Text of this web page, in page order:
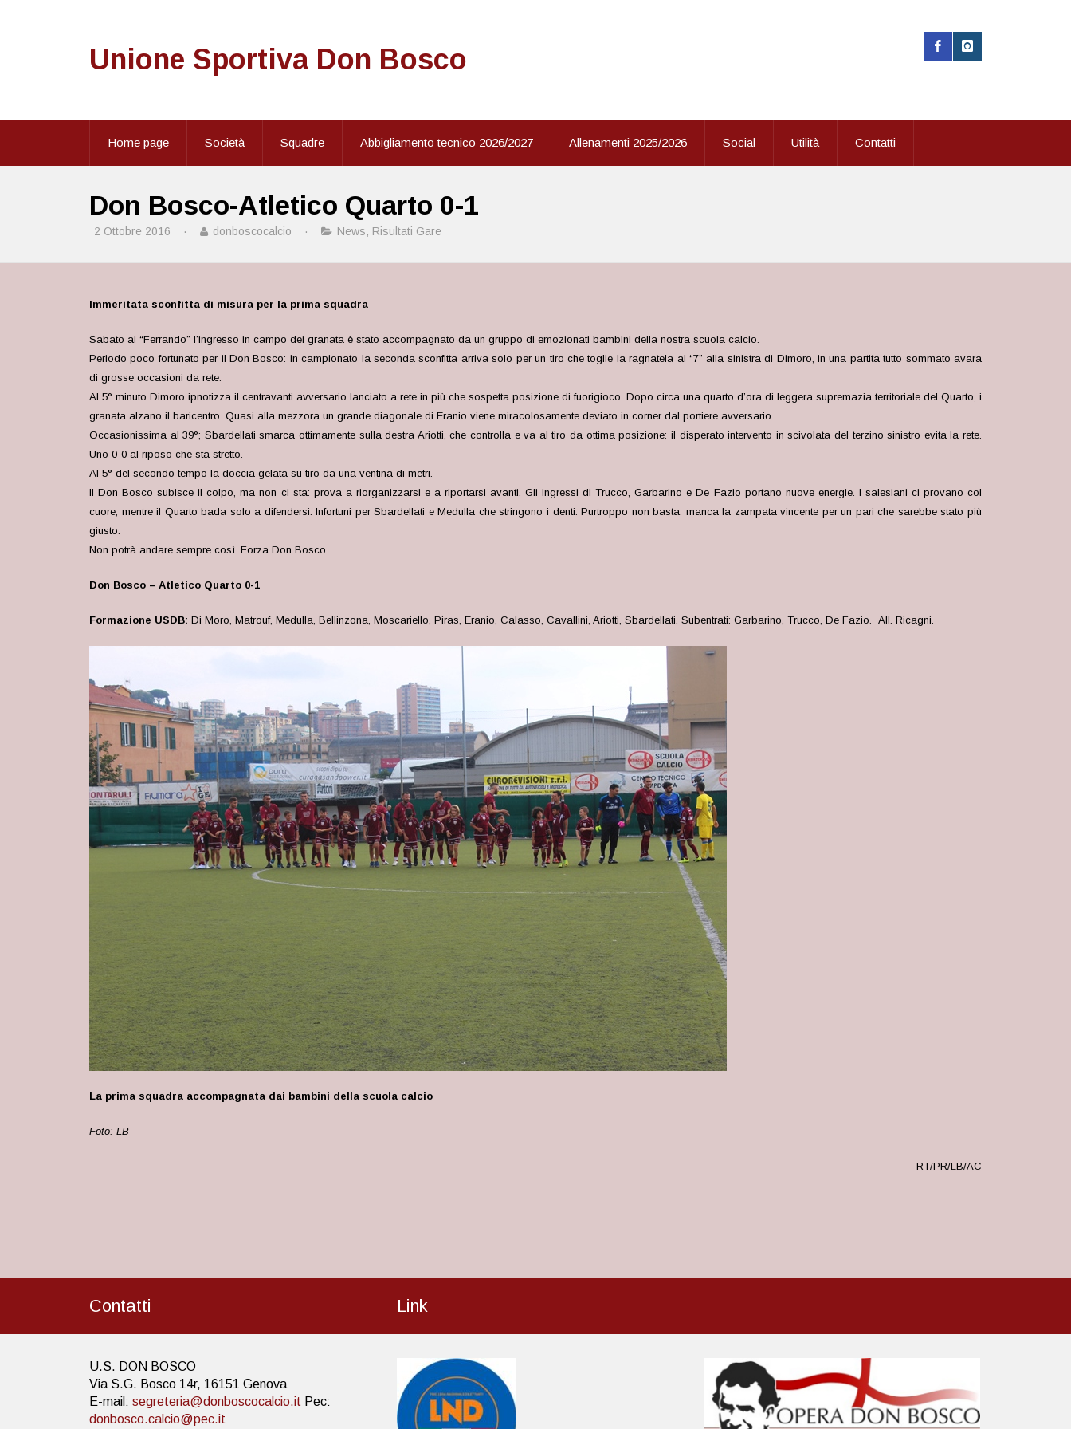
Unione Sportiva Don Bosco
Home page Società Squadre Abbigliamento tecnico 2026/2027 Allenamenti 2025/2026 Social Utilità Contatti
Don Bosco-Atletico Quarto 0-1
2 Ottobre 2016 · donboscocalcio · News, Risultati Gare
Immeritata sconfitta di misura per la prima squadra
Sabato al “Ferrando” l’ingresso in campo dei granata è stato accompagnato da un gruppo di emozionati bambini della nostra scuola calcio.
Periodo poco fortunato per il Don Bosco: in campionato la seconda sconfitta arriva solo per un tiro che toglie la ragnatela al “7” alla sinistra di Dimoro, in una partita tutto sommato avara
di grosse occasioni da rete.
Al 5° minuto Dimoro ipnotizza il centravanti avversario lanciato a rete in più che sospetta posizione di fuorigioco. Dopo circa una quarto d’ora di leggera supremazia territoriale del Quarto, i
granata alzano il baricentro. Quasi alla mezzora un grande diagonale di Eranio viene miracolosamente deviato in corner dal portiere avversario.
Occasionissima al 39°; Sbardellati smarca ottimamente sulla destra Ariotti, che controlla e va al tiro da ottima posizione: il disperato intervento in scivolata del terzino sinistro evita la rete.
Uno 0-0 al riposo che sta stretto.
Al 5° del secondo tempo la doccia gelata su tiro da una ventina di metri.
Il Don Bosco subisce il colpo, ma non ci sta: prova a riorganizzarsi e a riportarsi avanti. Gli ingressi di Trucco, Garbarino e De Fazio portano nuove energie. I salesiani ci provano col
cuore, mentre il Quarto bada solo a difendersi. Infortuni per Sbardellati e Medulla che stringono i denti. Purtroppo non basta: manca la zampata vincente per un pari che sarebbe stato più
giusto.
Non potrà andare sempre così. Forza Don Bosco.
Don Bosco – Atletico Quarto 0-1
Formazione USDB: Di Moro, Matrouf, Medulla, Bellinzona, Moscariello, Piras, Eranio, Calasso, Cavallini, Ariotti, Sbardellati. Subentrati: Garbarino, Trucco, De Fazio. All. Ricagni.
La prima squadra accompagnata dai bambini della scuola calcio
Foto: LB
RT/PR/LB/AC
Contatti
U.S. DON BOSCO
Via S.G. Bosco 14r, 16151 Genova
E-mail: segreteria@donboscocalcio.it Pec:
donbosco.calcio@pec.it
Link